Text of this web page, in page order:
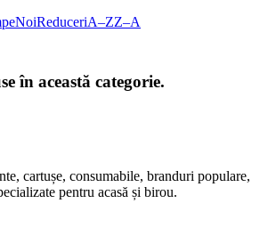
NoiReduceriA–ZZ–A
în această categorie.
cartușe, consumabile, branduri populare,
pentru acasă și birou.